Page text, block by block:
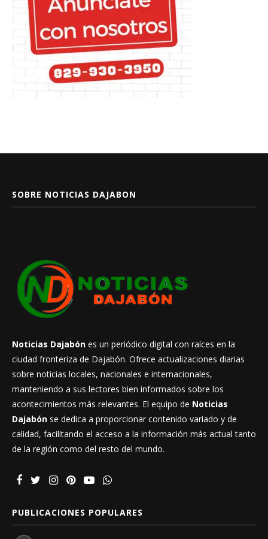
SOBRE NOTICIAS DAJABON
Noticias Dajabón es un periódico digital con raíces en la
ciudad fronteriza de Dajabón. Ofrece actualizaciones diarias
sobre noticias locales, nacionales e internacionales,
manteniendo a sus lectores bien informados sobre los
acontecimientos más relevantes. El equipo de Noticias
Dajabón se dedica a proporcionar contenido variado y de
calidad, facilitando el acceso a la información más actual tanto
de la región como del resto del mundo.
PUBLICACIONES POPULARES